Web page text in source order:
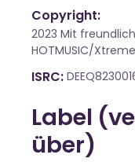
Copyright:
2023 Mit
HOTMUSIC/
ISRC
Label
über)